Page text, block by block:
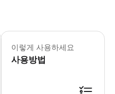
발렌시아 오세아노그라픽 월요일-일
* 유럽 최대 규모의 아쿠아리움에서
이렇게 사용하세요
사용방법